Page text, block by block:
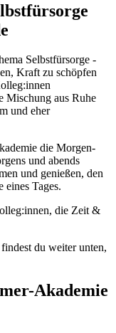
Selbstfürsorge -
Kraft zu schöpfen
Mischung aus Ruhe
und eher
die Morgen-
und abends
und genießen, den
eines Tages.
die Zeit &
du weiter unten,
Akademie